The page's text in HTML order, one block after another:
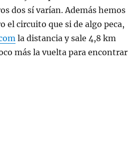
dos sí varían. Además hemos
el circuito que si de algo peca,
la distancia y sale 4,8 km
más la vuelta para encontrar